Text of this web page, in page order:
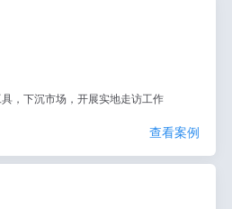
，下沉市场，开展实地走访工作
查看案例